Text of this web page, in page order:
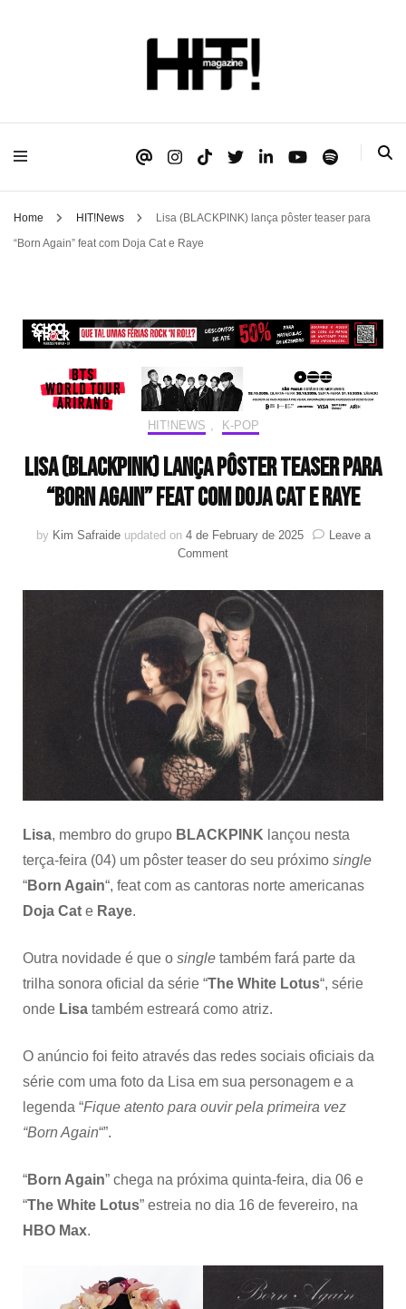
HIT!Magazine
Home HIT!News
Lisa (BLACKPINK) lança pôster teaser para
“Born Again” feat com Doja Cat e Raye
HIT!NEWS K-POP
Lisa (BLACKPINK) lança pôster teaser para
“Born Again” feat com Doja Cat e Raye
by Kim Safraide updated on 4 de February de 2025
Leave a
Commenton
(BLACKPINK)
lança
pôster
teaser
para
“Born
Again”
feat
com
Doja
Cat
Lisa, membro do grupo BLACKPINK lançou nesta
terça-feira (04) um pôster teaser do seu próximo single
“Born Again“, feat com as cantoras norte americanas
Doja Cat e Raye.
Outra novidade é que o single também fará parte da
trilha sonora oficial da série “The White Lotus“, série
onde Lisa também estreará como atriz.
O anúncio foi feito através das redes sociais oficiais da
série com uma foto da Lisa em sua personagem e a
legenda “Fique atento para ouvir pela primeira vez
“Born Again“”.
“Born Again” chega na próxima quinta-feira, dia 06 e
“The White Lotus” estreia no dia 16 de fevereiro, na
HBO Max.